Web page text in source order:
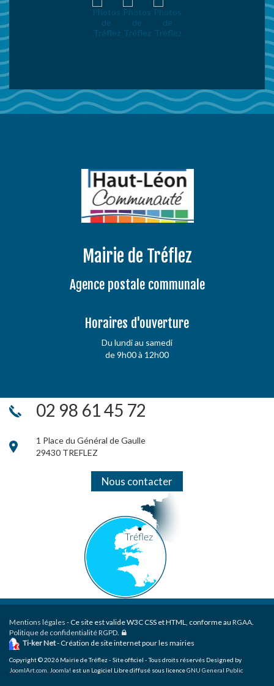
Mairie de Tréflez
Agence postale communale
Horaires d'ouverture
Du lundi au samedi
de 9h00 à 12h00
02 98 61 45 72
1 Place du Général de Gaulle
29430 TREFLEZ
Nous contacter
Mentions légales - Ce site est valide W3C CSS et HTML, conforme au RGAA.
Politique de confidentialité RGPD.
Ti-ker Net- Création de site internet pour les mairies
Copyright © 2026 Mairie de Tréflez - Site officiel - Tous droits réservés Designed by
JoomlArt.com.Joomla! est un Logiciel Libre diffusé sous licenceGNU General Public